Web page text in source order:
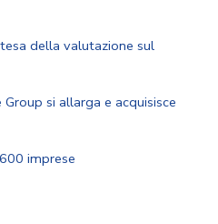
della valutazione sul
si allarga e acquisisce
imprese